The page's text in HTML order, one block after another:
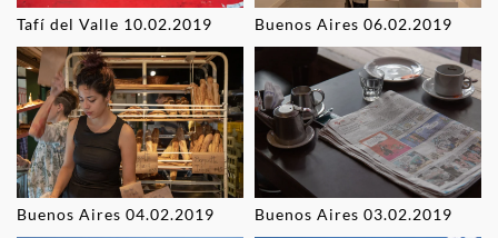
Tafí del Valle 10.02.2019 Buenos Aires 06.02.2019
Buenos Aires 04.02.2019 Buenos Aires 03.02.2019